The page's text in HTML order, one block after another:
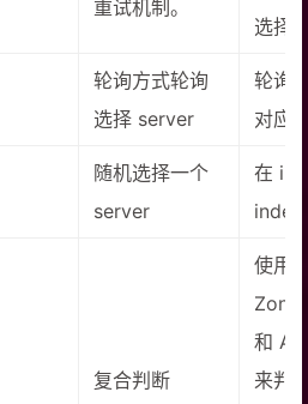
重试机制。
选择
轮询方式轮询
选择 server
轮询
对应
随机选择一个
server
在
index
复合判断
使用
和
来判